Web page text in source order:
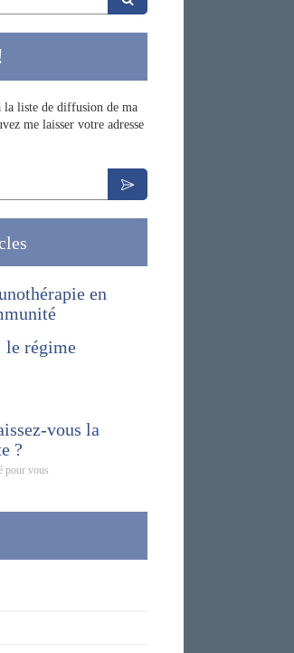
la liste de diffusion de ma
me laisser votre adresse
en
le régime
vous la
?
pour vous